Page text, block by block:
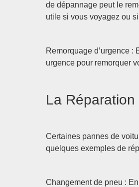
de dépannage peut le
utile si vous voyagez ou
Remorquage d’urgence :
urgence pour remorquer
La
Certaines pannes de
quelques exemples de
Changement de pneu :